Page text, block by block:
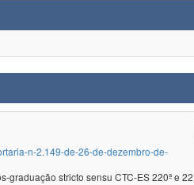
n-2.149-de-26-de-dezembro-de-